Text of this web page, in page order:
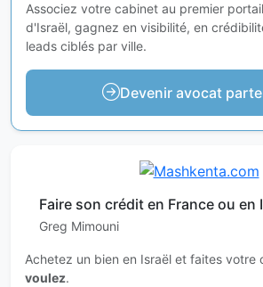
Associez votre cabinet au premier
d'Israël, gagnez en visibilité, en
leads ciblés par ville.
Devenir avocat
Faire son crédit en France ou en
Greg Mimouni
Achetez un bien en Israël et faites votre
voulez.